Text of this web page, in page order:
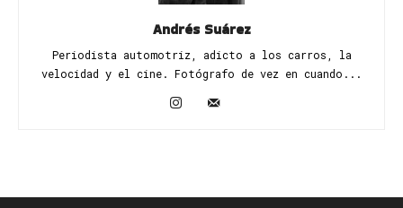
Andrés Suárez
Periodista automotriz, adicto a los carros, la
velocidad y el cine. Fotógrafo de vez en cuando...